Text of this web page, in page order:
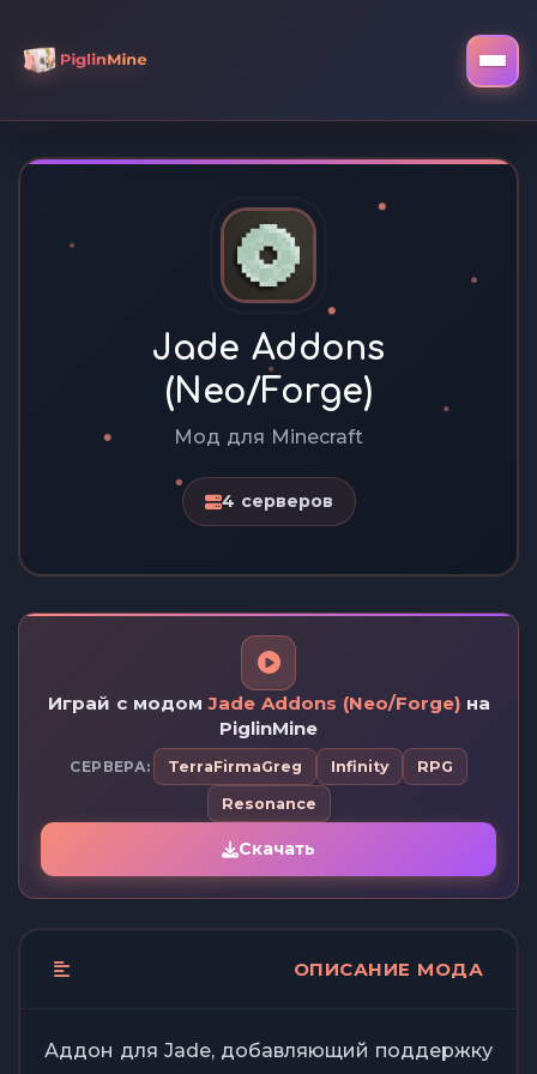
Jade Addons
(Neo/Forge)
Мод для Minecraft
4 серверов
Играй с модомJade Addons (Neo/Forge)на
PiglinMine
СЕРВЕРА: TerraFirmaGreg Infinity RPG
Resonance
Скачать
ОПИСАНИЕ МОДА
Аддон для Jade, добавляющий поддержку